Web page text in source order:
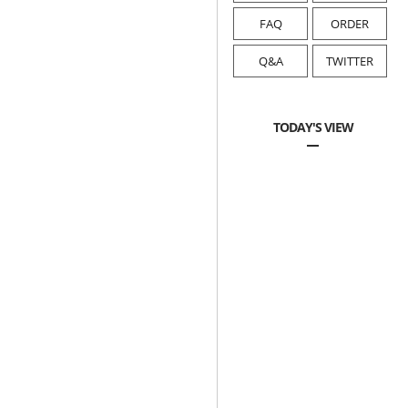
FAQ ORDER
Q&A TWITTER
TODAY'S VIEW